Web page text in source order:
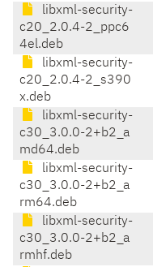
libxml-security-
c20_2.0.4-2_ppc6
4el.deb
libxml-security-
c20_2.0.4-2_s390
x.deb
libxml-security-
c30_3.0.0-2+b2_a
md64.deb
libxml-security-
c30_3.0.0-2+b2_a
rm64.deb
libxml-security-
c30_3.0.0-2+b2_a
rmhf.deb